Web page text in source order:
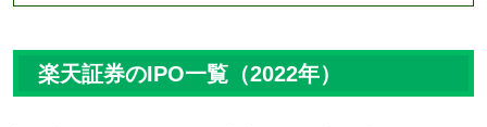
楽天証券のIPO一覧（2022年）